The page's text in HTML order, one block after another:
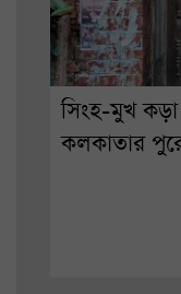
সিংহ-মুখ
কলকাতার